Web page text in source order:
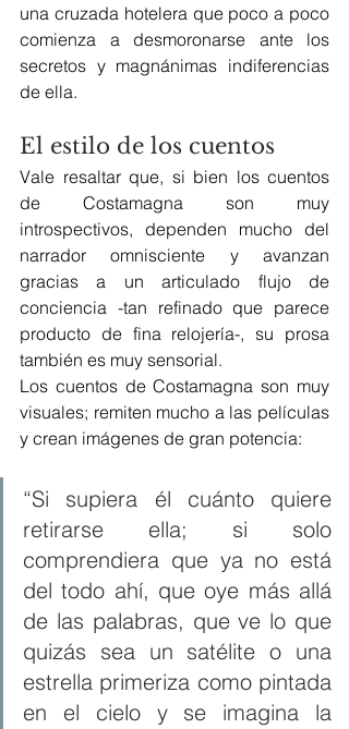
una cruzada hotelera que poco a poco
comienza a desmoronarse ante los
secretos y magnánimas indiferencias
de ella.
El estilo de los cuentos
Vale resaltar que, si bien los cuentos
de Costamagna son muy
introspectivos, dependen mucho del
narrador omnisciente y avanzan
gracias a un articulado flujo de
conciencia -tan refinado que parece
producto de fina relojería-, su prosa
también es muy sensorial.
Los cuentos de Costamagna son muy
visuales; remiten mucho a las películas
y crean imágenes de gran potencia:
“Si supiera él cuánto quiere
retirarse ella; si solo
comprendiera que ya no está
del todo ahí, que oye más allá
de las palabras, que ve lo que
quizás sea un satélite o una
estrella primeriza como pintada
en el cielo y se imagina la